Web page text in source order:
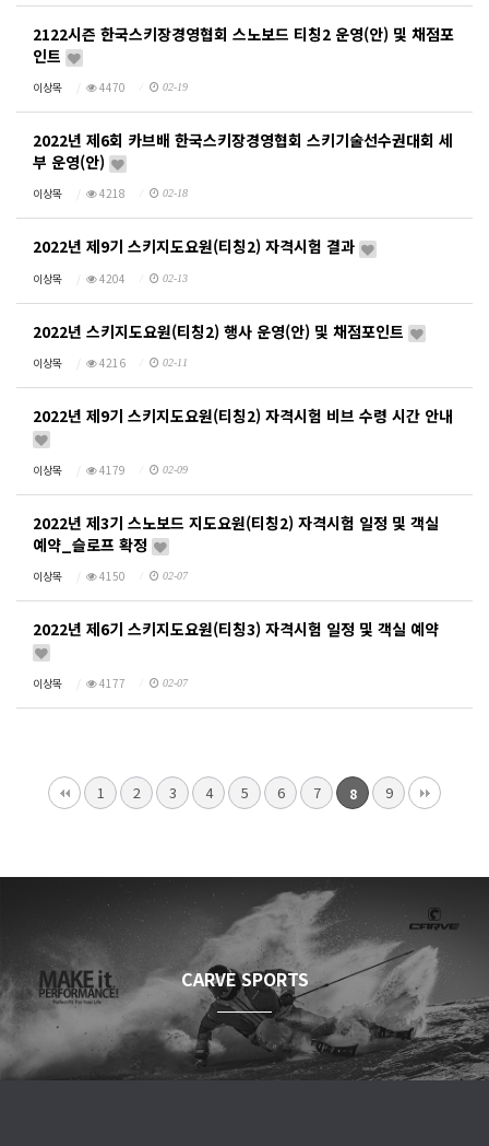
2122시즌 한국스키장경영협회 스노보드 티칭2 운영(안) 및 채점포
인트
이상목 4470 02-19
2022년 제6회 카브배 한국스키장경영협회 스키기술선수권대회 세
부 운영(안)
이상목 4218 02-18
2022년 제9기 스키지도요원(티칭2) 자격시험 결과
이상목 4204 02-13
2022년 스키지도요원(티칭2) 행사 운영(안) 및 채점포인트
이상목 4216 02-11
2022년 제9기 스키지도요원(티칭2) 자격시험 비브 수령 시간 안내
이상목 4179 02-09
2022년 제3기 스노보드 지도요원(티칭2) 자격시험 일정 및 객실
예약_슬로프 확정
이상목 4150 02-07
2022년 제6기 스키지도요원(티칭3) 자격시험 일정 및 객실 예약
이상목 4177 02-07
1 2 3 4 5 6 7 8 9
CARVE SPORTS